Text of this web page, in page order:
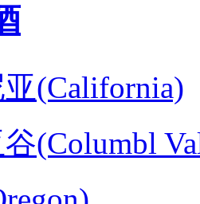
(California)
(Columbl